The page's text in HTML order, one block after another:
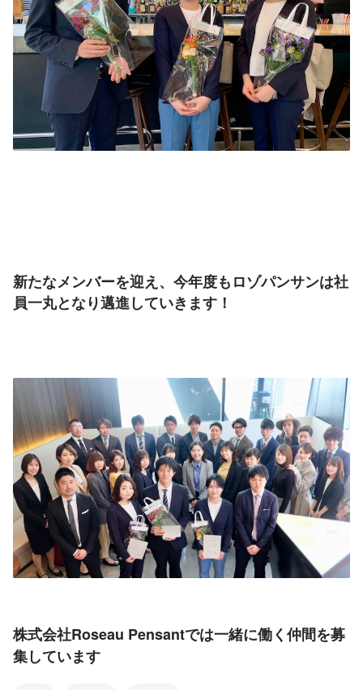
新たなメンバーを迎え、今年度もロゾパンサンは社
員一丸となり邁進していきます！
株式会社Roseau Pensantでは一緒に働く仲間を募
集しています